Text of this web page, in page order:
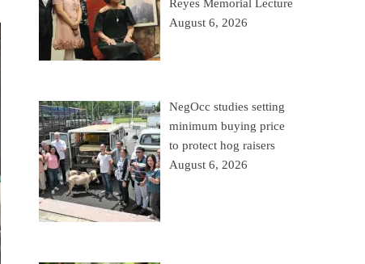
Reyes Memorial Lecture
August 6, 2026
NegOcc studies setting
minimum buying price
to protect hog raisers
August 6, 2026